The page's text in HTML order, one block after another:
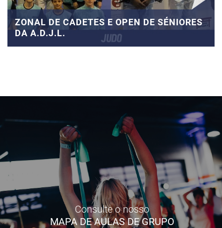
ZONAL DE CADETES E OPEN DE SÉNIORES
DA A.D.J.L.
Consulte o nosso
MAPA DE AULAS DE GRUPO